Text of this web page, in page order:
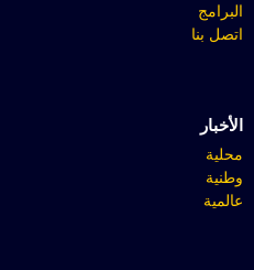
البرامج
اتصل بنا
الأخبار
محلية
وطنية
عالمية